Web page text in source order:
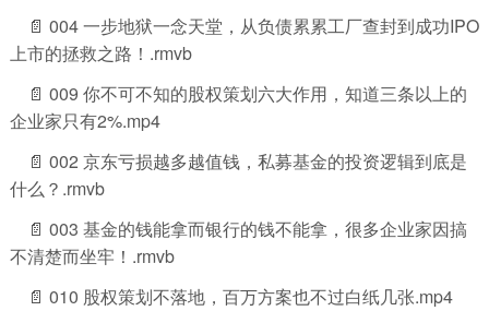
📄 004 一步地狱一念天堂，从负债累累工厂查封到成功IPO
上市的拯救之路！.rmvb
📄 009 你不可不知的股权策划六大作用，知道三条以上的
企业家只有2%.mp4
📄 002 京东亏损越多越值钱，私募基金的投资逻辑到底是
什么？.rmvb
📄 003 基金的钱能拿而银行的钱不能拿，很多企业家因搞
不清楚而坐牢！.rmvb
📄 010 股权策划不落地，百万方案也不过白纸几张.mp4